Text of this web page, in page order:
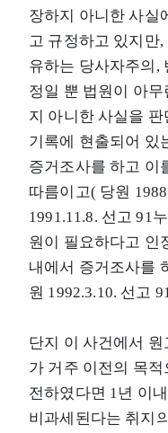
장하지 아니한 사실
고 규정하고 있지만
유하는 당사자주의,
정일 뿐 법원이 아
지 아니한 사실을
기록에 현출되어 있
증거조사를 하고 이
따름이고( 당원
1991.11.8. 선고 91
원이 필요하다고 인
내에서 증거조사를
원 1992.3.10. 선고
단지 이 사건에서
가 거주 이전의 목
전하였다면 1년 이
비과세된다는 취지